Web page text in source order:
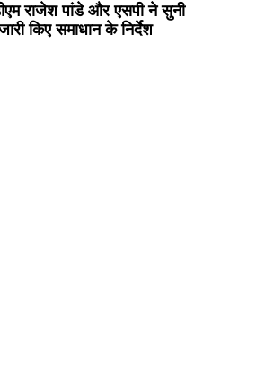
राजेश पांडे और एसपी ने सुनी
किए समाधान के निर्देश